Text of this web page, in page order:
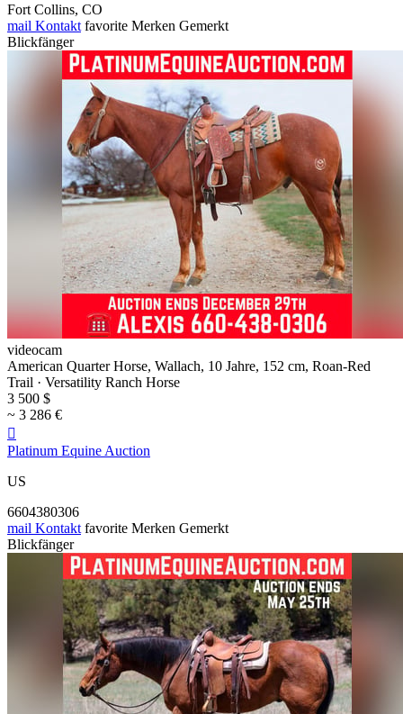
Fort Collins, CO
mail Kontakt favorite Merken Gemerkt
Blickfänger
videocam
American Quarter Horse, Wallach, 10 Jahre, 152 cm, Roan-Red
Trail · Versatility Ranch Horse
3 500 $
~ 3 286 €

Platinum Equine Auction
US
6604380306
mail Kontakt favorite Merken Gemerkt
Blickfänger